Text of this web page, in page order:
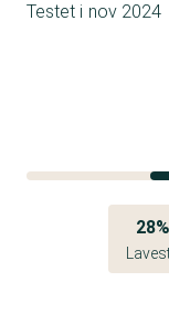
Testet i nov 2024
28%